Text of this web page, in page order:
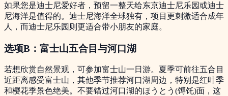
如果您是迪士尼爱好者，预留一整天给东京迪士尼乐园或迪士
尼海洋是值得的。迪士尼海洋全球独有，项目更刺激适合成年
人，而迪士尼乐园则更适合带小朋友的家庭。
选项B：富士山五合目与河口湖
若想欣赏自然景观，可参加富士山一日游。夏季可前往五合目
近距离感受富士山，其他季节推荐河口湖周边，特别是红叶季
和樱花季景色绝美。不要错过河口湖的ほうとう(馎饦)面，这